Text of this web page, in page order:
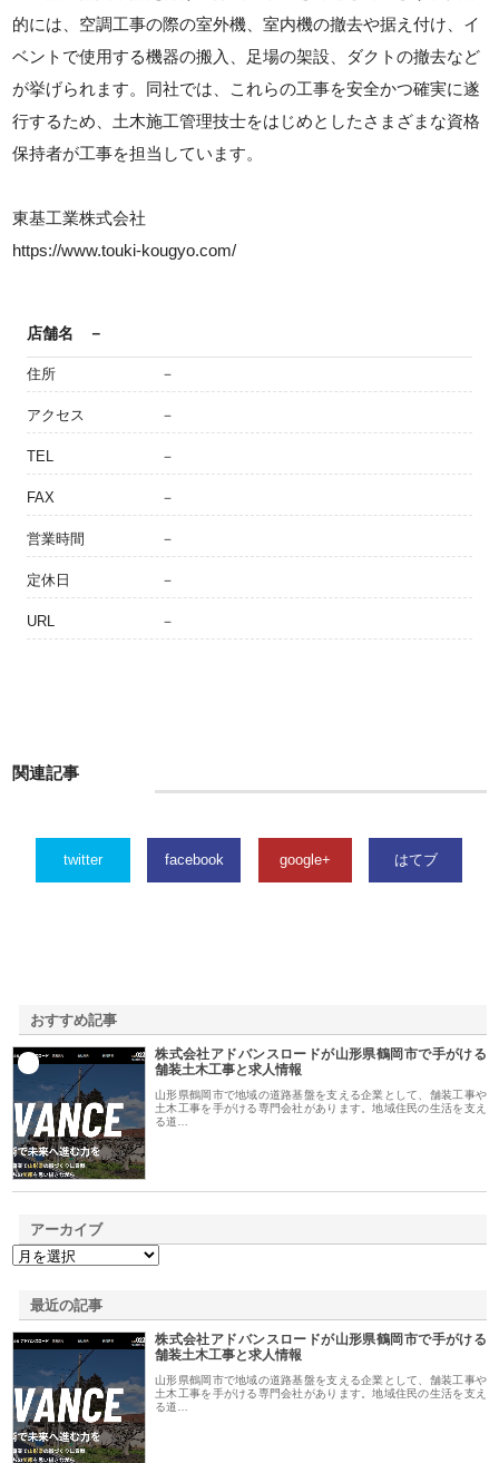
的には、空調工事の際の室外機、室内機の撤去や据え付け、イ
ベントで使用する機器の搬入、足場の架設、ダクトの撤去など
が挙げられます。同社では、これらの工事を安全かつ確実に遂
行するため、土木施工管理技士をはじめとしたさまざまな資格
保持者が工事を担当しています。
東基工業株式会社
https://www.touki-kougyo.com/
店舗名 －
住所 －
アクセス －
TEL －
FAX －
営業時間 －
定休日 －
URL －
関連記事
twitter facebook google+ はてブ
おすすめ記事
株式会社アドバンスロードが山形県鶴岡市で手がける
舗装土木工事と求人情報
山形県鶴岡市で地域の道路基盤を支える企業として、舗装工事や
土木工事を手がける専門会社があります。地域住民の生活を支え
る道…
アーカイブ
最近の記事
株式会社アドバンスロードが山形県鶴岡市で手がける
舗装土木工事と求人情報
山形県鶴岡市で地域の道路基盤を支える企業として、舗装工事や
土木工事を手がける専門会社があります。地域住民の生活を支え
る道…